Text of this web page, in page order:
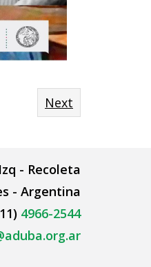
Next
- Recoleta
- Argentina
4966-2544